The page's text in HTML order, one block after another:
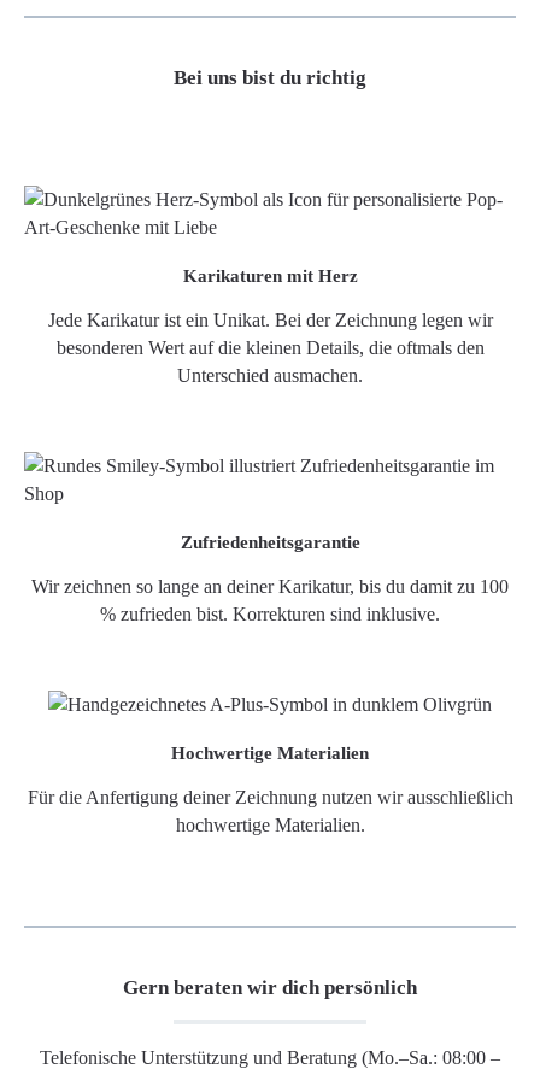
Bei uns bist du richtig
Karikaturen mit Herz
Jede Karikatur ist ein Unikat. Bei der Zeichnung legen wir
besonderen Wert auf die kleinen Details, die oftmals den
Unterschied ausmachen.
Zufriedenheitsgarantie
Wir zeichnen so lange an deiner Karikatur, bis du damit zu 100
% zufrieden bist. Korrekturen sind inklusive.
Hochwertige Materialien
Für die Anfertigung deiner Zeichnung nutzen wir ausschließlich
hochwertige Materialien.
Gern beraten wir dich persönlich
Telefonische Unterstützung und Beratung (Mo.–Sa.: 08:00 –